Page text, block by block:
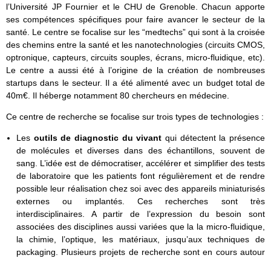
l’Université JP Fournier et le CHU de Grenoble. Chacun apporte
ses compétences spécifiques pour faire avancer le secteur de la
santé. Le centre se focalise sur les “medtechs” qui sont à la croisée
des chemins entre la santé et les nanotechnologies (circuits CMOS,
optronique, capteurs, circuits souples, écrans, micro-fluidique, etc).
Le centre a aussi été à l’origine de la création de nombreuses
startups dans le secteur. Il a été alimenté avec un budget total de
40m€. Il héberge notamment 80 chercheurs en médecine.
Ce centre de recherche se focalise sur trois types de technologies :
Les outils de diagnostic du vivant qui détectent la présence
de molécules et diverses dans des échantillons, souvent de
sang. L’idée est de démocratiser, accélérer et simplifier des tests
de laboratoire que les patients font régulièrement et de rendre
possible leur réalisation chez soi avec des appareils miniaturisés
externes ou implantés. Ces recherches sont très
interdisciplinaires. A partir de l’expression du besoin sont
associées des disciplines aussi variées que la la micro-fluidique,
la chimie, l’optique, les matériaux, jusqu’aux techniques de
packaging. Plusieurs projets de recherche sont en cours autour